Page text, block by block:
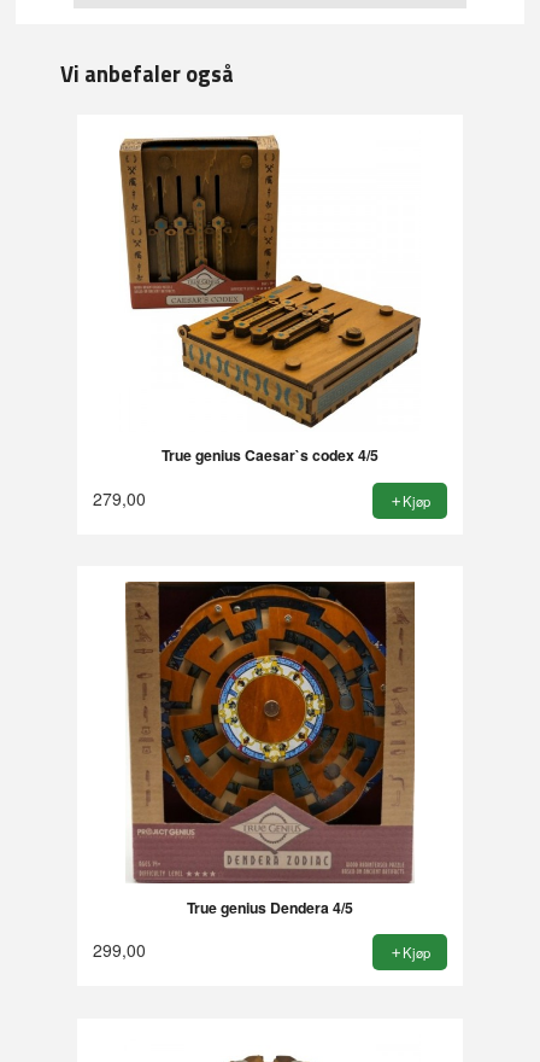
Vi anbefaler også
True genius Caesar`s codex 4/5
279,00 Kjøp
True genius Dendera 4/5
299,00 Kjøp